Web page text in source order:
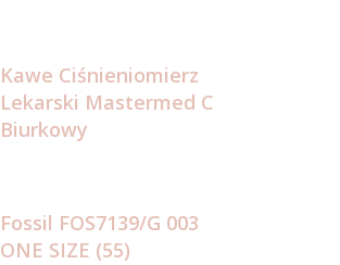
Kawe Ciśnieniomierz
Lekarski Mastermed C
Biurkowy
Fossil FOS7139/G 003
ONE SIZE (55)